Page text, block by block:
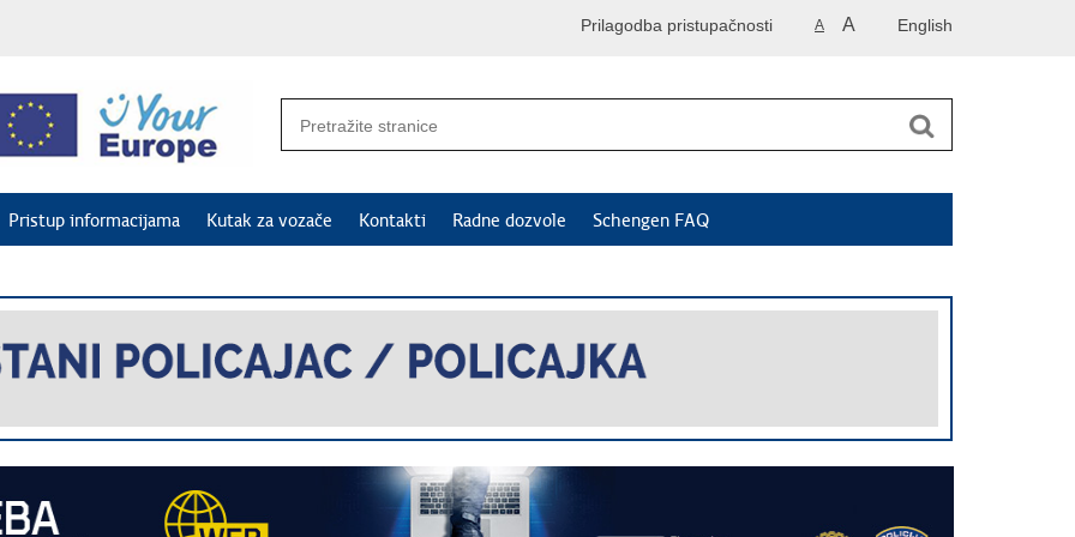
English
A A
Prilagodba pristupačnosti
Pristup informacijama Kutak za vozače Kontakti Radne dozvole Schengen FAQ